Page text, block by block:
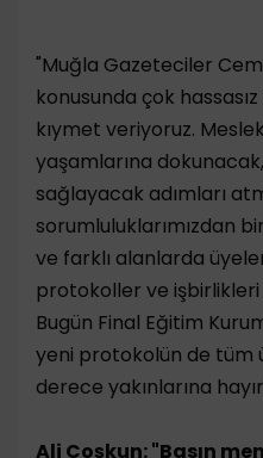
"Muğla Gazeteciler
konusunda çok
kıymet veriyoruz.
yaşamlarına
sağlayacak adımları
sorumluluklarımızdan
ve farklı alanlarda
protokoller ve
Bugün Final Eğitim
yeni protokolün de tüm
derece yakınlarına
Ali Coşkun: "Basın